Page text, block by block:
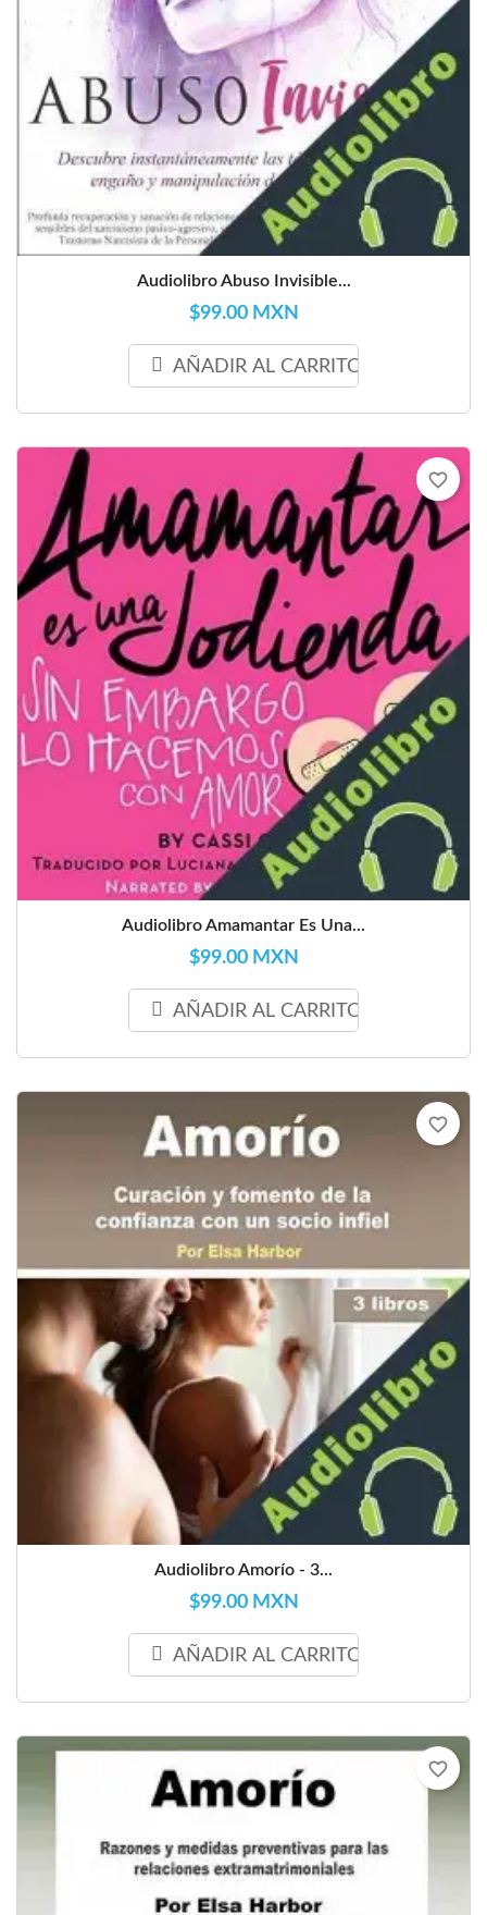
Audiolibro Abuso Invisible...
$99.00 MXN
AÑADIR AL CARRITO
Audiolibro Amamantar Es Una...
$99.00 MXN
AÑADIR AL CARRITO
favorite_border
Audiolibro Amorío - 3...
$99.00 MXN
AÑADIR AL CARRITO
favorite_border
favorite_border